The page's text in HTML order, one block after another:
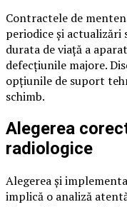
Contractele de
periodice și actualizări
durata de viață a
defecțiunile majore.
opțiunile de suport
schimb.
Alegerea
radiologice
Alegerea și
implică o analiză